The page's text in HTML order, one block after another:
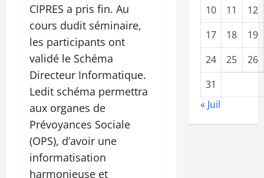
CIPRES a pris fin. Au
cours dudit séminaire,
les participants ont
validé le Schéma
Directeur Informatique.
Ledit schéma permettra
aux organes de
Prévoyances Sociale
(OPS), d’avoir une
informatisation
harmonieuse et
10
11
12
17
18
19
24
25
26
31
« Juil